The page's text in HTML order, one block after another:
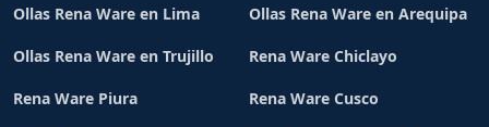
Ollas Rena Ware en Lima Ollas Rena Ware en Arequipa
Ollas Rena Ware en Trujillo Rena Ware Chiclayo
Rena Ware Piura Rena Ware Cusco